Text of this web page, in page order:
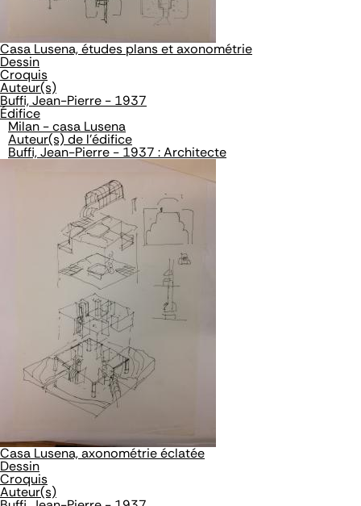
Casa Lusena, études plans et axonométrie
Dessin
Croquis
Auteur(s)
Buffi, Jean-Pierre - 1937
Édifice
Milan - casa Lusena
Auteur(s) de l'édifice
Buffi, Jean-Pierre - 1937 : Architecte
Casa Lusena, axonométrie éclatée
Dessin
Croquis
Auteur(s)